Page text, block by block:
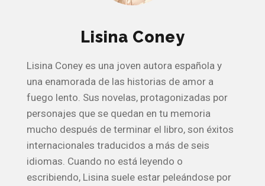
Lisina Coney
Lisina Coney es una joven autora española y
una enamorada de las historias de amor a
fuego lento. Sus novelas, protagonizadas por
personajes que se quedan en tu memoria
mucho después de terminar el libro, son éxitos
internacionales traducidos a más de seis
idiomas. Cuando no está leyendo o
escribiendo, Lisina suele estar peleándose por